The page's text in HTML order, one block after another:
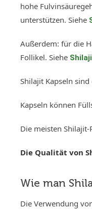
hohe
unterstützen. Siehe
Außerdem: für die
Follikel. Siehe
Shilajit Kapseln
Kapseln können
Die meisten
Die Qualität von
Wie man
Die Verwendung